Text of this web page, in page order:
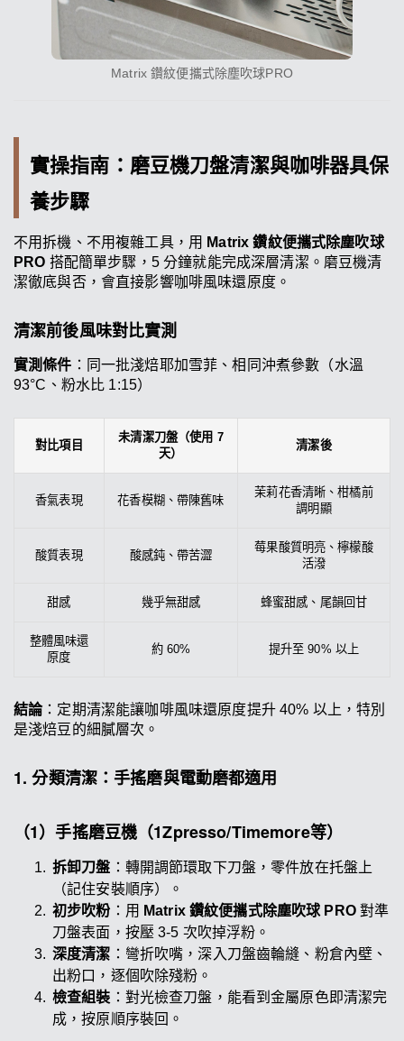
Matrix 鑽紋便攜式除塵吹球PRO
實操指南：磨豆機刀盤清潔與咖啡器具保
養步驟
不用拆機、不用複雜工具，用 Matrix 鑽紋便攜式除塵吹球
PRO 搭配簡單步驟，5 分鐘就能完成深層清潔。磨豆機清
潔徹底與否，會直接影響咖啡風味還原度。
清潔前後風味對比實測
實測條件 ：同一批淺焙耶加雪菲、相同沖煮參數（水溫
93°C、粉水比 1:15）
對比項目
未清潔刀盤（使用 7
天）
清潔後
香氣表現 花香模糊、帶陳舊味
茉莉花香清晰、柑橘前
調明顯
酸質表現 酸感鈍、帶苦澀
莓果酸質明亮、檸檬酸
活潑
甜感 幾乎無甜感 蜂蜜甜感、尾韻回甘
整體風味還
原度
約 60% 提升至 90% 以上
結論：定期清潔能讓咖啡風味還原度提升 40% 以上，特別
是淺焙豆的細膩層次。
1. 分類清潔：手搖磨與電動磨都適用
（1）手搖磨豆機（1Zpresso/Timemore等）
拆卸刀盤 ：轉開調節環取下刀盤，零件放在托盤上
（記住安裝順序）。
初步吹粉：用 Matrix 鑽紋便攜式除塵吹球 PRO 對準
刀盤表面，按壓 3-5 次吹掉浮粉。
深度清潔 ：彎折吹嘴，深入刀盤齒輪縫、粉倉內壁、
出粉口，逐個吹除殘粉。
檢查組裝 ：對光檢查刀盤，能看到金屬原色即清潔完
成，按原順序裝回。